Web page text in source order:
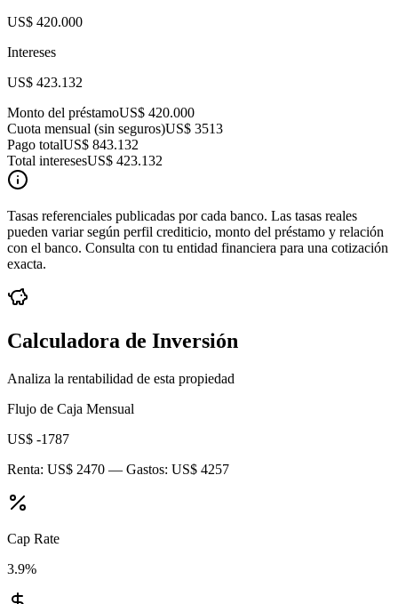
US$ 420.000
Intereses
US$ 423.132
Monto del préstamoUS$ 420.000
Cuota mensual (sin seguros)US$ 3513
Pago totalUS$ 843.132
Total interesesUS$ 423.132
Tasas referenciales publicadas por cada banco. Las tasas reales
pueden variar según perfil crediticio, monto del préstamo y relación
con el banco. Consulta con tu entidad financiera para una cotización
exacta.
Calculadora de Inversión
Analiza la rentabilidad de esta propiedad
Flujo de Caja Mensual
US$ -1787
Renta: US$ 2470 — Gastos: US$ 4257
Cap Rate
3.9%